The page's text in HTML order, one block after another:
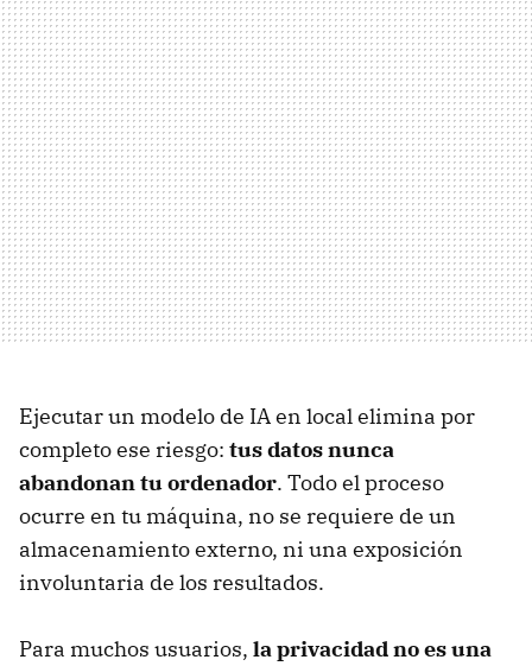
Ejecutar un modelo de IA en local elimina por
completo ese riesgo: tus datos nunca
abandonan tu ordenador. Todo el proceso
ocurre en tu máquina, no se requiere de un
almacenamiento externo, ni una exposición
involuntaria de los resultados.
Para muchos usuarios, la privacidad no es una